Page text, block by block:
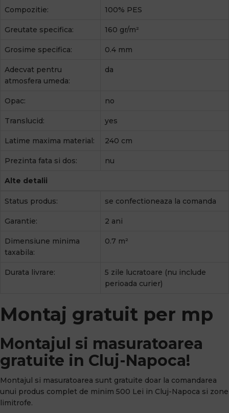
Compozitie: 100% PES
Greutate specifica: 160 gr/m²
Grosime specifica: 0.4 mm
Adecvat pentru
atmosfera umeda:
da
Opac: no
Translucid: yes
Latime maxima material: 240 cm
Prezinta fata si dos: nu
Alte detalii
Status produs: se confectioneaza la comanda
Garantie: 2 ani
Dimensiune minima
taxabila:
0.7 m²
Durata livrare:
5 zile lucratoare (nu include
perioada curier)
Montaj gratuit per mp
Montajul si masuratoarea
gratuite in Cluj-Napoca!
Montajul si masuratoarea sunt gratuite doar la comandarea
unui produs complet de minim 500 Lei in Cluj-Napoca si zone
limitrofe.